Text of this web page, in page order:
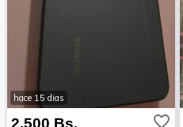
hace 15 dias
2.500 Bs. favorite_border